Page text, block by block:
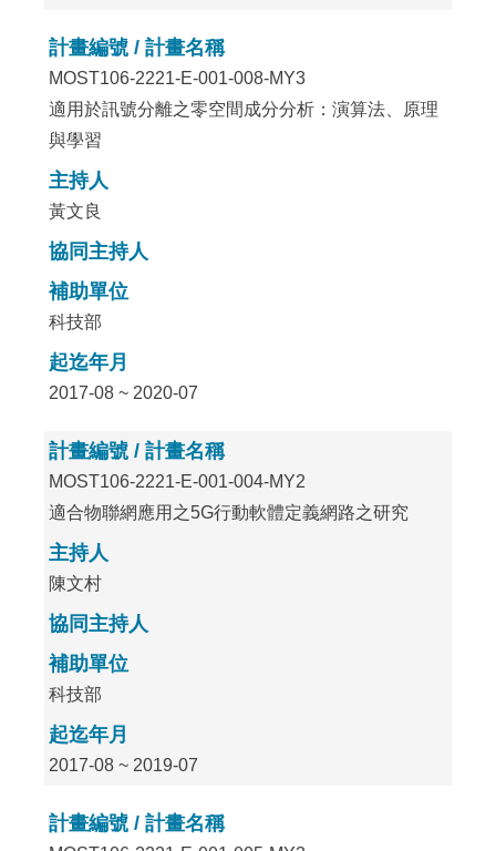
計畫編號 / 計畫名稱
MOST106-2221-E-001-008-MY3
適用於訊號分離之零空間成分分析：演算法、原理
與學習
主持人
黃文良
協同主持人
補助單位
科技部
起迄年月
2017-08 ~ 2020-07
計畫編號 / 計畫名稱
MOST106-2221-E-001-004-MY2
適合物聯網應用之5G行動軟體定義網路之研究
主持人
陳文村
協同主持人
補助單位
科技部
起迄年月
2017-08 ~ 2019-07
計畫編號 / 計畫名稱